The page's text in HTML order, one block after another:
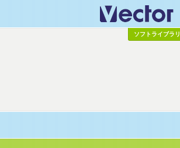
ソフトライブラリ